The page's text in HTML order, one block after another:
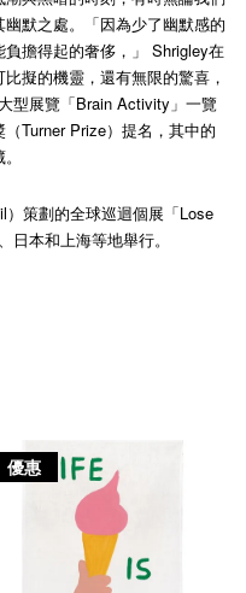
默之處。「因為少了幽默感的
擔得起的奢侈，」 Shrigley在
擬的機靈，還有無限的驚喜，
型展覽「Brain Activity」一覽
Turner Prize）提名，其中的
策劃的全球巡迴個展「Lose
本和上海等地舉行。
優惠